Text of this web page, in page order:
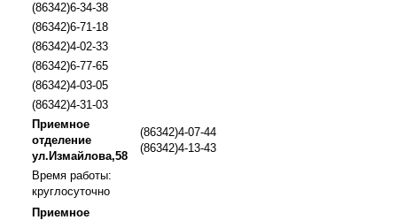
(86342)6-34-38
(86342)6-71-18
(86342)4-02-33
(86342)6-77-65
(86342)4-03-05
(86342)4-31-03
Приемное
отделение
ул.Измайлова,58
(86342)4-07-44
(86342)4-13-43
Время работы:
круглосуточно
Приемное